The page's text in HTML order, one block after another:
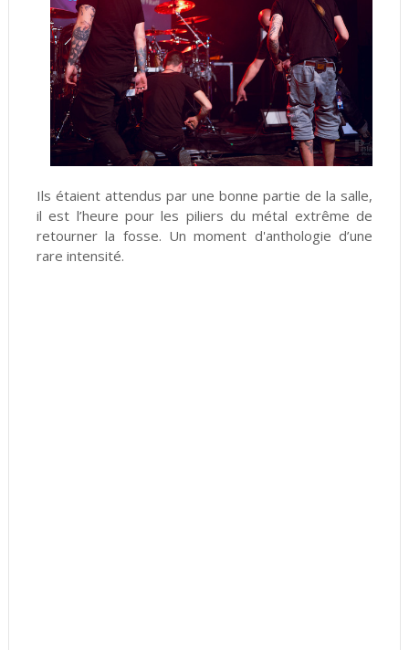
Ils étaient attendus par une bonne partie de la salle,
il est l’heure pour les piliers du métal extrême de
retourner la fosse. Un moment d'anthologie d’une
rare intensité.